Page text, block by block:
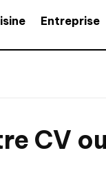
Entreprise
CV